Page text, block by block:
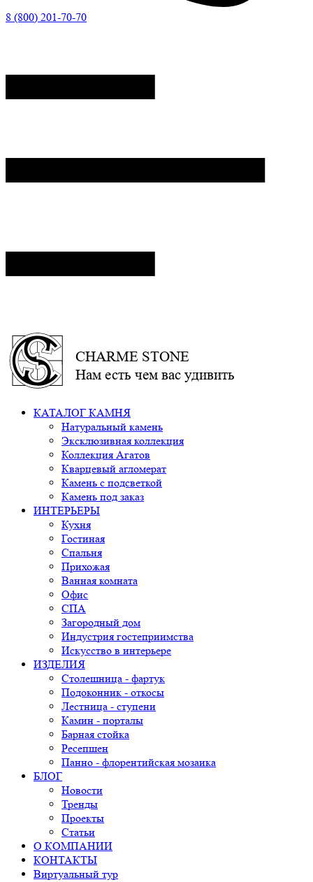
8 (800) 201-70-70
CHARME STONE
Нам есть чем вас удивить
КАТАЛОГ КАМНЯ
Натуральный камень
Эксклюзивная коллекция
Коллекция Агатов
Кварцевый агломерат
Камень с подсветкой
Камень под заказ
ИНТЕРЬЕРЫ
Кухня
Гостиная
Спальня
Прихожая
Ванная комната
Офис
СПА
Загородный дом
Индустрия гостеприимства
Искусство в интерьере
ИЗДЕЛИЯ
Столешница - фартук
Подоконник - откосы
Лестница - ступени
Камин - порталы
Барная стойка
Ресепшен
Панно - флорентийская мозаика
БЛОГ
Новости
Тренды
Проекты
Статьи
О КОМПАНИИ
КОНТАКТЫ
Виртуальный тур